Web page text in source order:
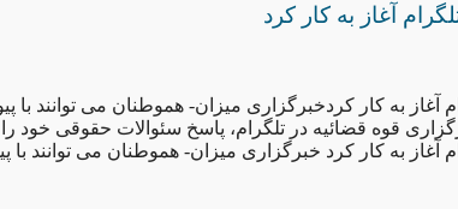
آغاز به کار کرد
آغاز به کار کردخبرگزاری میزان- هموطنان می توانند با
قوه قضائیه در تلگرام، پاسخ سئوالات حقوقی خود
آغاز به کار کرد خبرگزاری میزان- هموطنان می توانند با